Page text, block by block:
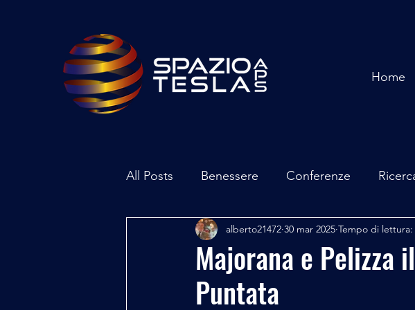
Home
All Posts Benessere Conferenze
Ambiente Inchieste - Interviste Mare
Archeoastronomia
Majorana e Pelizza
Puntata
alberto21472 30 mar 2025 Tempo di lettura: